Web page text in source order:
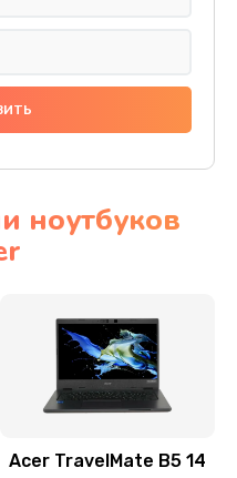
BIOS
ноутбуков
Acer TravelMate B5 14